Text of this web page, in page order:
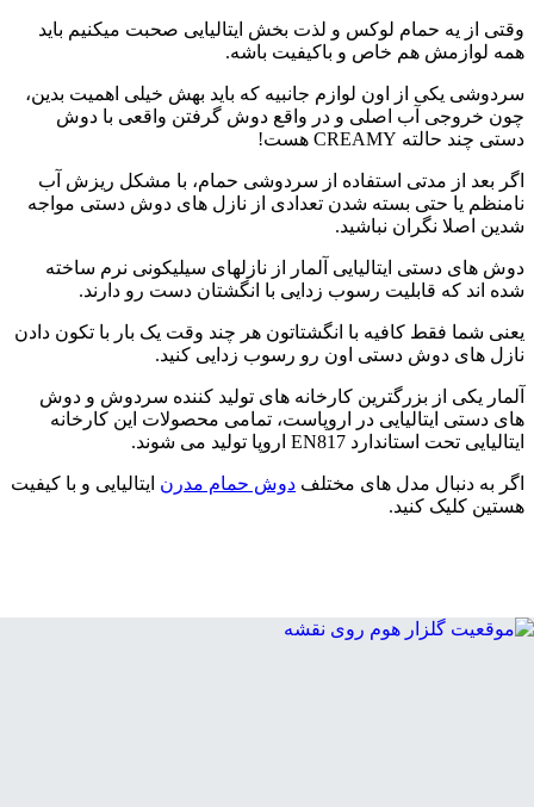
وقتی از یه حمام لوکس و لذت بخش ایتالیایی صحبت میکنیم باید
همه لوازمش هم خاص و باکیفیت باشه.
سردوشی یکی از اون لوازم جانبیه که باید بهش خیلی اهمیت بدین،
چون خروجی آب اصلی و در واقع دوش گرفتن واقعی با دوش
دستی چند حالته CREAMY هست!
اگر بعد از مدتی استفاده از سردوشی حمام، با مشکل ریزش آب
نامنظم یا حتی بسته شدن تعدادی از نازل های دوش دستی مواجه
شدین اصلا نگران نباشید.
دوش های دستی ایتالیایی آلمار از نازلهای سیلیکونی نرم ساخته
شده اند که قابلیت رسوب زدایی با انگشتان دست رو دارند.
یعنی شما فقط کافیه با انگشتاتون هر چند وقت یک بار با تکون دادن
نازل های دوش دستی اون رو رسوب زدایی کنید.
آلمار یکی از بزرگترین کارخانه های تولید کننده سردوش و دوش
های دستی ایتالیایی در اروپاست، تمامی محصولات این کارخانه
ایتالیایی تحت استاندارد EN817 اروپا تولید می شوند.
اگر به دنبال مدل های مختلف دوش حمام مدرن ایتالیایی و با کیفیت
هستین کلیک کنید.